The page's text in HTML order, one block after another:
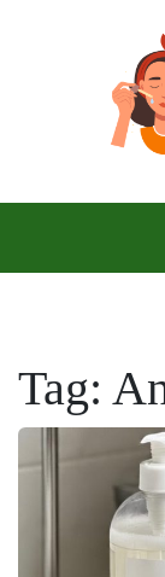
Tag: